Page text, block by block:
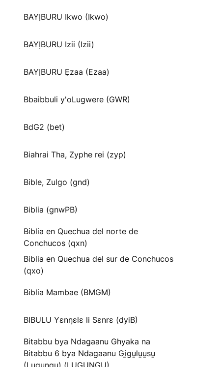
BAYỊBURU Ikwo (Ikwo)
BAYỊBURU Izii (Izii)
BAYỊBURU Ẹzaa (Ezaa)
Bbaibbuli y'oLugwere (GWR)
BdG2 (bet)
Biahrai Tha, Zyphe rei (zyp)
Bible, Zulgo (gnd)
Biblia (gnwPB)
Biblia en Quechua del norte de
Conchucos (qxn)
Biblia en Quechua del sur de Conchucos
(qxo)
Biblia Mambae (BMGM)
BIBULU Yɛnŋɛlɛ li Sɛnrɛ (dyiB)
Bitabbu bya Ndagaanu Ghyaka na
Bitabbu 6 bya Ndagaanu Gi̱gu̱lu̱u̱su̱
(Lugungu) (LUGUNGU)